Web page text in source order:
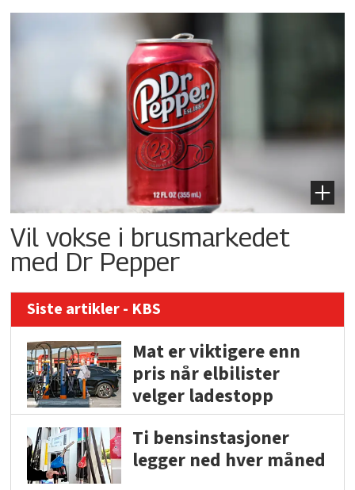
Vil vokse i brusmarkedet
med Dr Pepper
Siste artikler - KBS
Mat er viktigere enn
pris når elbilister
velger ladestopp
Ti bensinstasjoner
legger ned hver måned